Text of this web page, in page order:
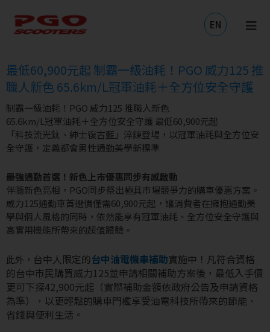
容
EN
最低60,900元起 制霸一級油耗！PGO 威力125 推
職人新色 65.6km/L冠軍油耗＋全方位安全守護
制霸一級油耗！PGO 威力125 推職人新色
65.6km/L冠軍油耗＋全方位安全守護 最低60,900元起
「科技流光鈦、紳士復古藍」淬鍊登場，以冠軍油耗與全方位安
全守護，定義都會男性通勤美學新標準
最強通勤首選！新色上市優惠同步有感啟動
伴隨新色亮相，PGO同步祭出極具市場競爭力的購車優惠方案。
威力125通勤車首選價僅需60,900元起，讓消費者在擁抱通勤美
學與個人風格的同時，依然能享有冠軍油耗、全方位安全守護與
高實用機能所帶來的超值體驗。
此外， 台中人限定的台中油電機車補助實施中！凡符合資格
的台中市民購買威力125並申請相關補助方案後，最低入手價
更可下探42,900元起（實際補助金額依政府公告及申請資格
為準），以更輕鬆的購車門檻享受油電科技所帶來的節能、
省錢與便利生活。